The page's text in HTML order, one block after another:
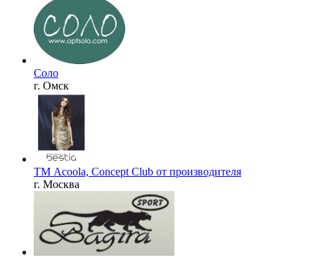
Соло
г. Омск
ТМ Acoola, Concept Club от производителя
г. Москва